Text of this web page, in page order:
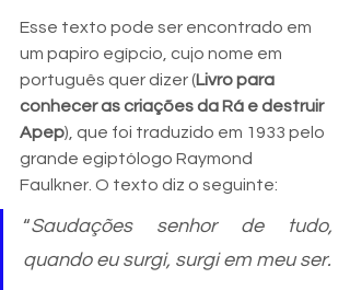
Esse texto pode ser encontrado em
um papiro egípcio, cujo nome em
português quer dizer (Livro para
conhecer as criações da Rá e destruir
Apep), que foi traduzido em 1933 pelo
grande egiptólogo Raymond
Faulkner. O texto diz o seguinte:
“Saudações senhor de tudo,